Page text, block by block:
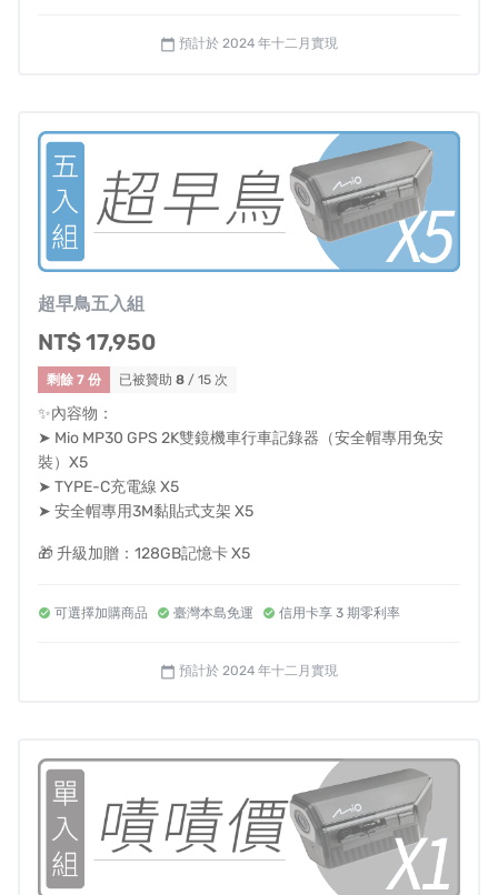
•禁止使用強力高壓水柱直接沖洗
•不建議直接浸泡於水中
內建3200mAh鋰電池，2K錄影最長可使用約4.5小時。
calendar_today 預計於 2024 年十二月實現
超早鳥五入組
NT$ 17,950
剩餘 7 份 已被贊助 8 / 15 次
✨內容物：
➤ Mio MP30 GPS 2K雙鏡機車行車記錄器（安全帽專用免安
裝）X5
➤ TYPE-C充電線 X5
➤ 安全帽專用3M黏貼式支架 X5
🎁 升級加贈：128GB記憶卡 X5
可選擇加購商品 臺灣本島免運 信用卡享 3 期零利率
calendar_today 預計於 2024 年十二月實現